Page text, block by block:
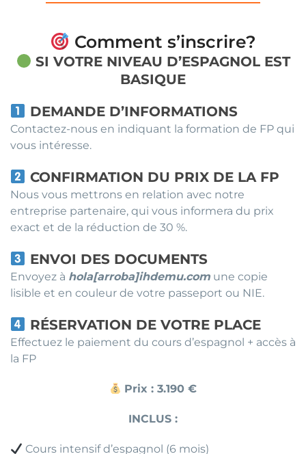
Comment s’inscrire?
SI VOTRE NIVEAU D’ESPAGNOL EST
BASIQUE
DEMANDE D’INFORMATIONS
Contactez-nous en indiquant la formation de FP qui
vous intéresse.
CONFIRMATION DU PRIX DE LA FP
Nous vous mettrons en relation avec notre
entreprise partenaire, qui vous informera du prix
exact et de la réduction de 30 %.
ENVOI DES DOCUMENTS
Envoyez à hola[arroba]ihdemu.com une copie
lisible et en couleur de votre passeport ou NIE.
RÉSERVATION DE VOTRE PLACE
Effectuez le paiement du cours d’espagnol + accès à
la FP
Prix : 3.190 €
INCLUS :
Cours intensif d’espagnol (6 mois)